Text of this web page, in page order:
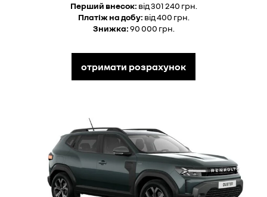
Перший внесок: від 301 240 грн.
Платіж на добу: від 400 грн.
Знижка:90 000 грн.
отримати розрахунок